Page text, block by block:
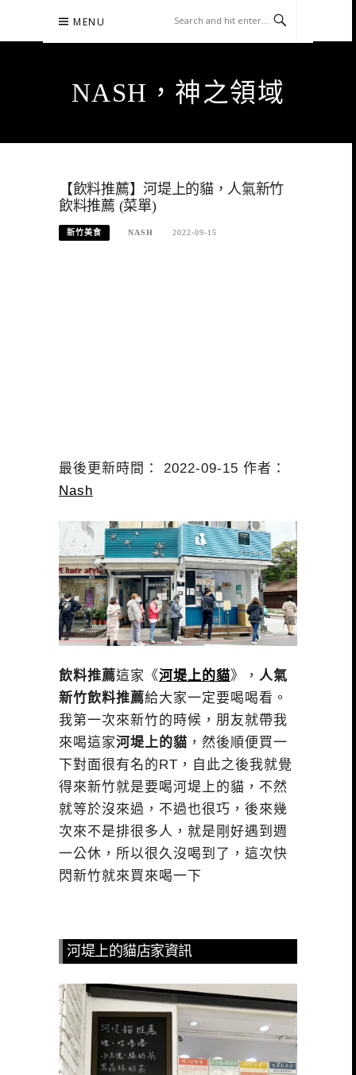
content
MENU
NASH，神之領域
【飲料推薦】河堤上的貓，人氣新竹
飲料推薦 (菜單)
新竹美食 NASH 2022-09-15
最後更新時間： 2022-09-15 作者：
Nash
飲料推薦這家《河堤上的貓》， 人氣
新竹飲料推薦給大家一定要喝喝看。
我第一次來新竹的時候，朋友就帶我
來喝這家河堤上的貓 ，然後順便買一
下對面很有名的RT，自此之後我就覺
得來新竹就是要喝河堤上的貓，不然
就等於沒來過，不過也很巧，後來幾
次來不是排很多人，就是剛好遇到週
一公休，所以很久沒喝到了，這次快
閃新竹就來買來喝一下
河堤上的貓店家資訊